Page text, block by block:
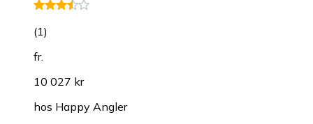
(1)
fr.
10 027 kr
hos Happy Angler